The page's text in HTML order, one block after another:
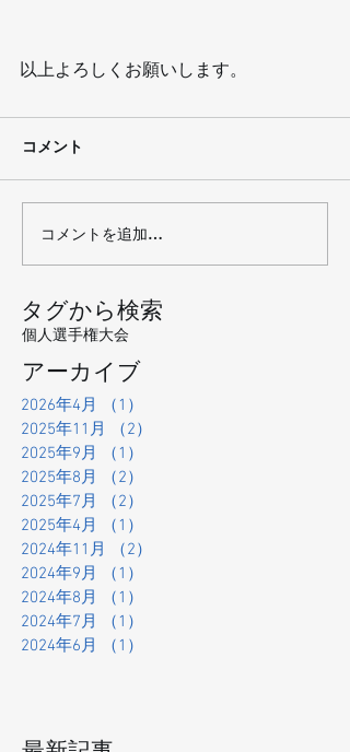
以上よろしくお願いします。
コメント
コメントを追加…
タグから検索
個人選手権大会
アーカイブ
2026年4月 （1）
2025年11月
（2）
2025年9月
（1）
2025年8月
（2）
2025年7月
（2）
2025年4月
（1）
2024年11月
（2）
2024年9月
（1）
2024年8月
（1）
2024年7月
（1）
2024年6月
（1）